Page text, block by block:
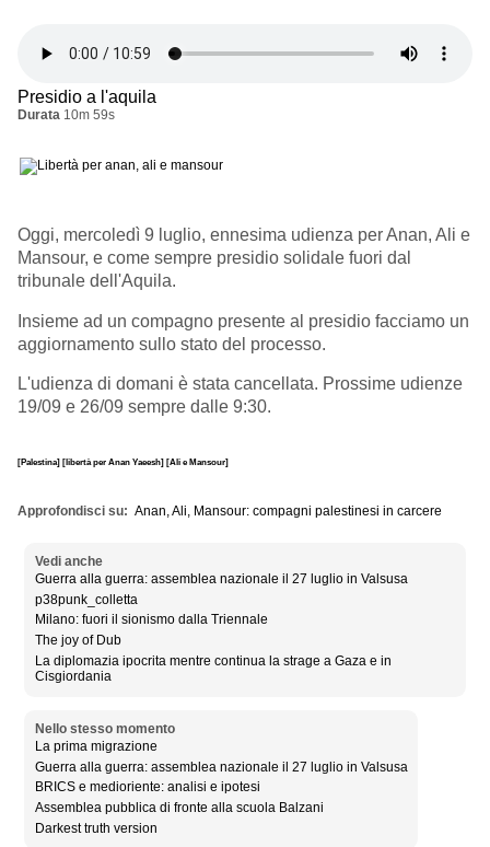
Presidio a l'aquila
Durata 10m 59s
Oggi, mercoledì 9 luglio, ennesima udienza per Anan, Ali e
Mansour, e come sempre presidio solidale fuori dal
tribunale dell'Aquila.
Insieme ad un compagno presente al presidio facciamo un
aggiornamento sullo stato del processo.
L'udienza di domani è stata cancellata. Prossime udienze
19/09 e 26/09 sempre dalle 9:30.
[Palestina] [libertà per Anan Yaeesh] [Ali e Mansour]
Approfondisci su Anan, Ali, Mansour: compagni palestinesi in carcere
Vedi anche
Guerra alla guerra: assemblea nazionale il 27 luglio in Valsusa
p38punk_colletta
Milano: fuori il sionismo dalla Triennale
The joy of Dub
La diplomazia ipocrita mentre continua la strage a Gaza e in
Cisgiordania
Nello stesso momento
La prima migrazione
Guerra alla guerra: assemblea nazionale il 27 luglio in Valsusa
BRICS e medioriente: analisi e ipotesi
Assemblea pubblica di fronte alla scuola Balzani
Darkest truth version